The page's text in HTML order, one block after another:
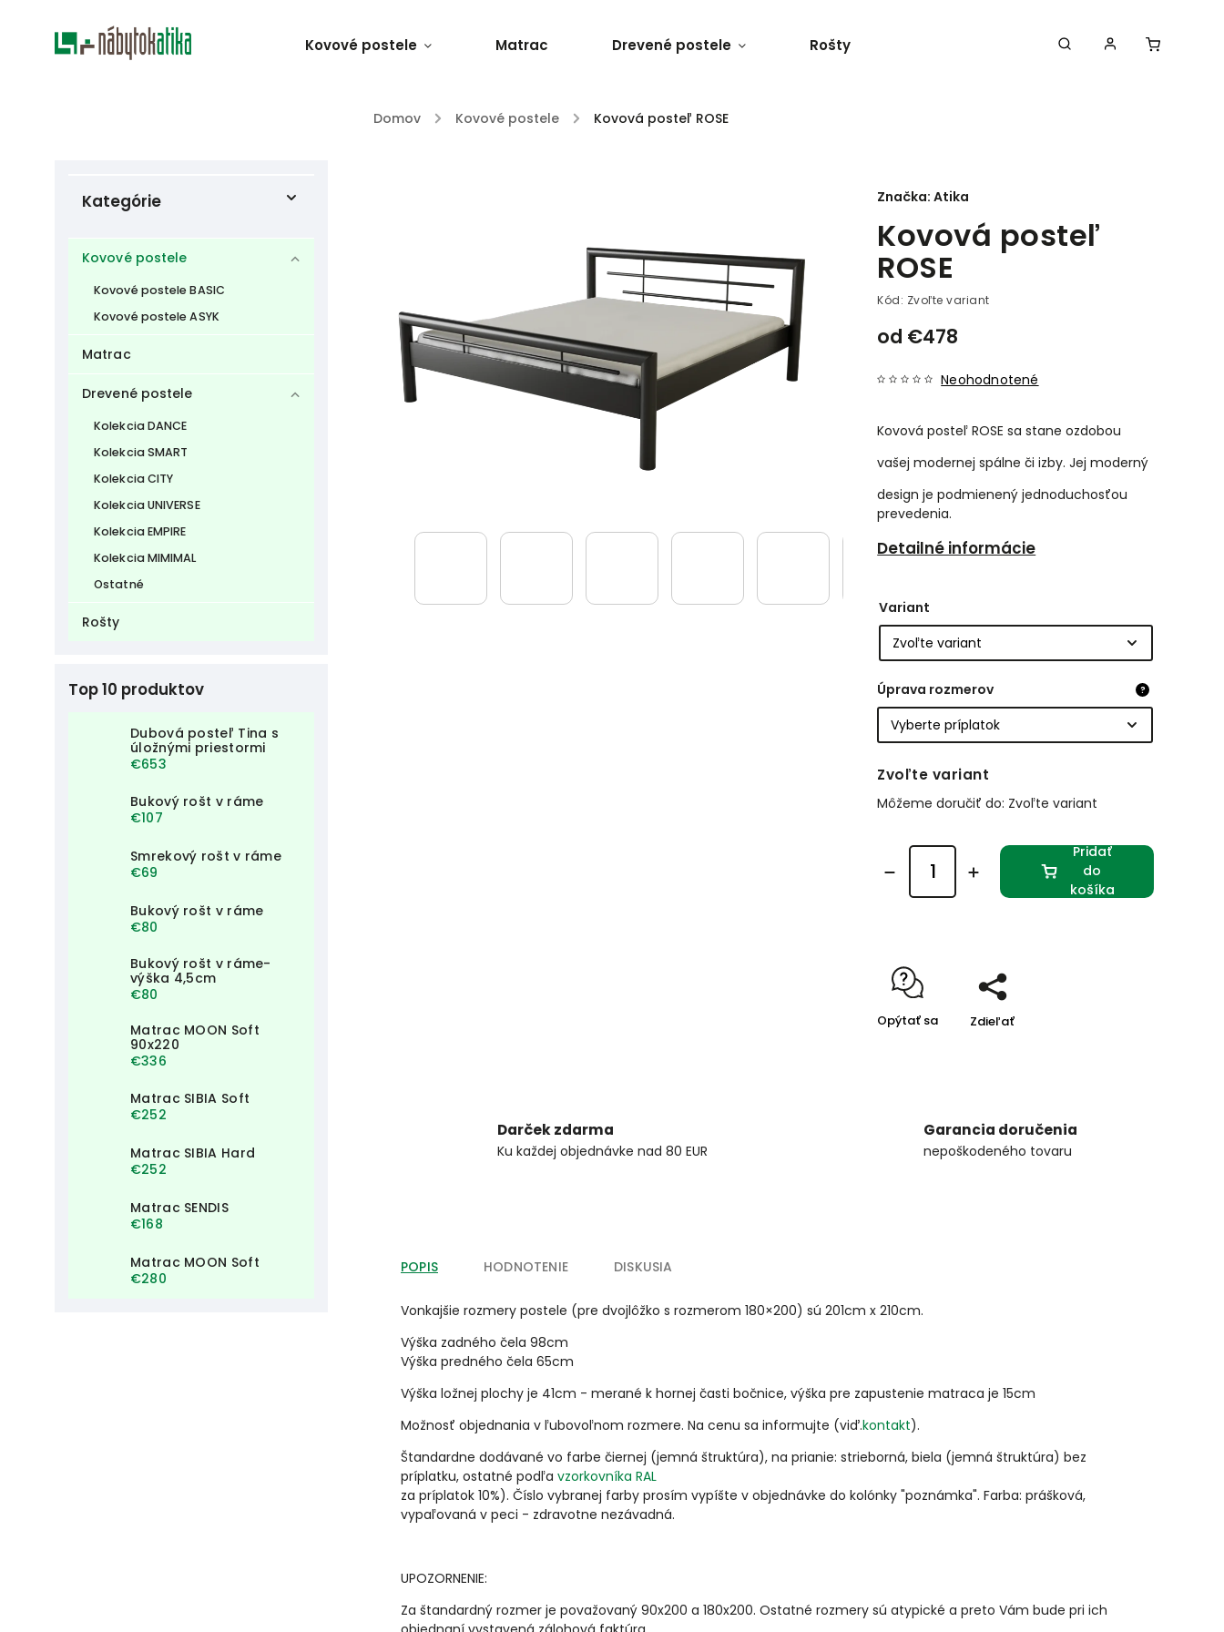
Kovové postele Matrac Drevené postele Rošty Obchodné podmienky Kontakty
Domov / Kovové postele / Kovová posteľ ROSE
Kategórie
Kovové postele
Kovové postele BASIC
Kovové postele ASYK
Matrac
Drevené postele
Kolekcia DANCE
Kolekcia SMART
Kolekcia CITY
Kolekcia UNIVERSE
Kolekcia EMPIRE
Kolekcia MIMIMAL
Ostatné
Rošty
Top 10 produktov
Dubová posteľ Tina s
úložnými priestormi
€653
Bukový rošt v ráme
€107
Smrekový rošt v ráme
€69
Bukový rošt v ráme
€80
Bukový rošt v ráme-
výška 4,5cm
€80
Matrac MOON Soft
90x220
€336
Matrac SIBIA Soft
€252
Matrac SIBIA Hard
€252
Matrac SENDIS
€168
Matrac MOON Soft
€280
Kovová posteľ
ROSE
Kód: Zvoľte variant
od €478
Neohodnotené
Kovová posteľ ROSE sa stane ozdobou
vašej modernej spálne či izby. Jej moderný
design je podmienený jednoduchosťou
prevedenia.
Detailné informácie
Značka:Atika
Variant
Úprava rozmerov ?
Zvoľte variant
Môžeme doručiť do: Zvoľte variant
Pridať
do
košíka
Opýtať sa Zdieľať
Darček zdarma
Ku každej objednávke nad 80 EUR
Garancia doručenia
nepoškodeného tovaru
POPIS HODNOTENIE DISKUSIA
Vonkajšie rozmery postele (pre dvojlôžko s rozmerom 180×200) sú 201cm x 210cm.
Výška zadného čela 98cm
Výška predného čela 65cm
Výška ložnej plochy je 41cm - merané k hornej časti bočnice, výška pre zapustenie matraca je 15cm
Možnosť objednania v ľubovoľnom rozmere. Na cenu sa informujte (viď.kontakt).
Štandardne dodávané vo farbe čiernej (jemná štruktúra), na prianie: strieborná, biela (jemná štruktúra) bez
príplatku, ostatné podľa vzorkovníka RAL
za príplatok 10%). Číslo vybranej farby prosím vypíšte v objednávke do kolónky "poznámka". Farba: prášková,
vypaľovaná v peci - zdravotne nezávadná.
UPOZORNENIE:
Za štandardný rozmer je považovaný 90x200 a 180x200. Ostatné rozmery sú atypické a preto Vám bude pri ich